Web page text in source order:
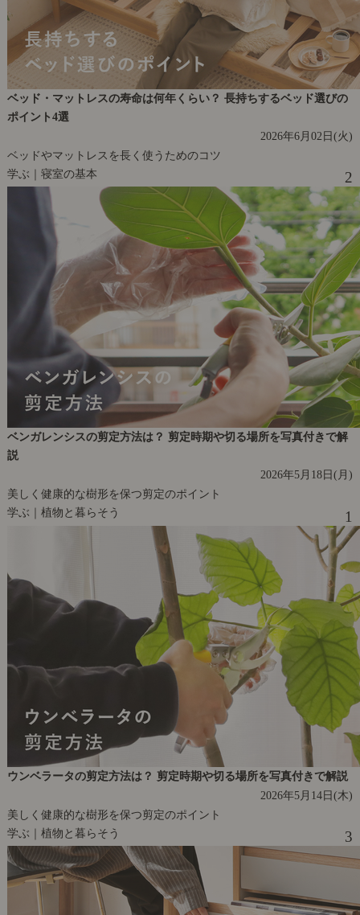
ベッド・マットレスの寿命は何年くらい？ 長持ちするベッド選びの
ポイント4選
2026年6月02日(火)
ベッドやマットレスを長く使うためのコツ
学ぶ｜寝室の基本
2
ベンガレンシスの剪定方法は？ 剪定時期や切る場所を写真付きで解
説
2026年5月18日(月)
美しく健康的な樹形を保つ剪定のポイント
学ぶ｜植物と暮らそう
1
ウンベラータの剪定方法は？ 剪定時期や切る場所を写真付きで解説
2026年5月14日(木)
美しく健康的な樹形を保つ剪定のポイント
学ぶ｜植物と暮らそう
3